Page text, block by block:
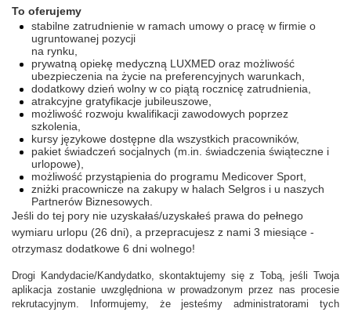
To oferujemy
stabilne zatrudnienie w ramach umowy o pracę w firmie o
ugruntowanej pozycji
na rynku,
prywatną opiekę medyczną LUXMED oraz możliwość
ubezpieczenia na życie na preferencyjnych warunkach,
dodatkowy dzień wolny w co piątą rocznicę zatrudnienia,
atrakcyjne gratyfikacje jubileuszowe,
możliwość rozwoju kwalifikacji zawodowych poprzez
szkolenia,
kursy językowe dostępne dla wszystkich pracowników,
pakiet świadczeń socjalnych (m.in. świadczenia świąteczne i
urlopowe),
możliwość przystąpienia do programu Medicover Sport,
zniżki pracownicze na zakupy w halach Selgros i u naszych
Partnerów Biznesowych.
Jeśli do tej pory nie uzyskałaś/uzyskałeś prawa do pełnego
wymiaru urlopu (26 dni), a przepracujesz z nami 3 miesiące -
otrzymasz dodatkowe 6 dni wolnego!
Drogi Kandydacie/Kandydatko, skontaktujemy się z Tobą, jeśli Twoja
aplikacja zostanie uwzględniona w prowadzonym przez nas procesie
rekrutacyjnym. Informujemy, że jesteśmy administratorami tych